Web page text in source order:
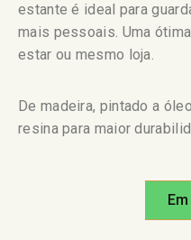
estante é ideal para
mais pessoais. Uma
estar ou mesmo loja.
De madeira, pintado a
resina para maior